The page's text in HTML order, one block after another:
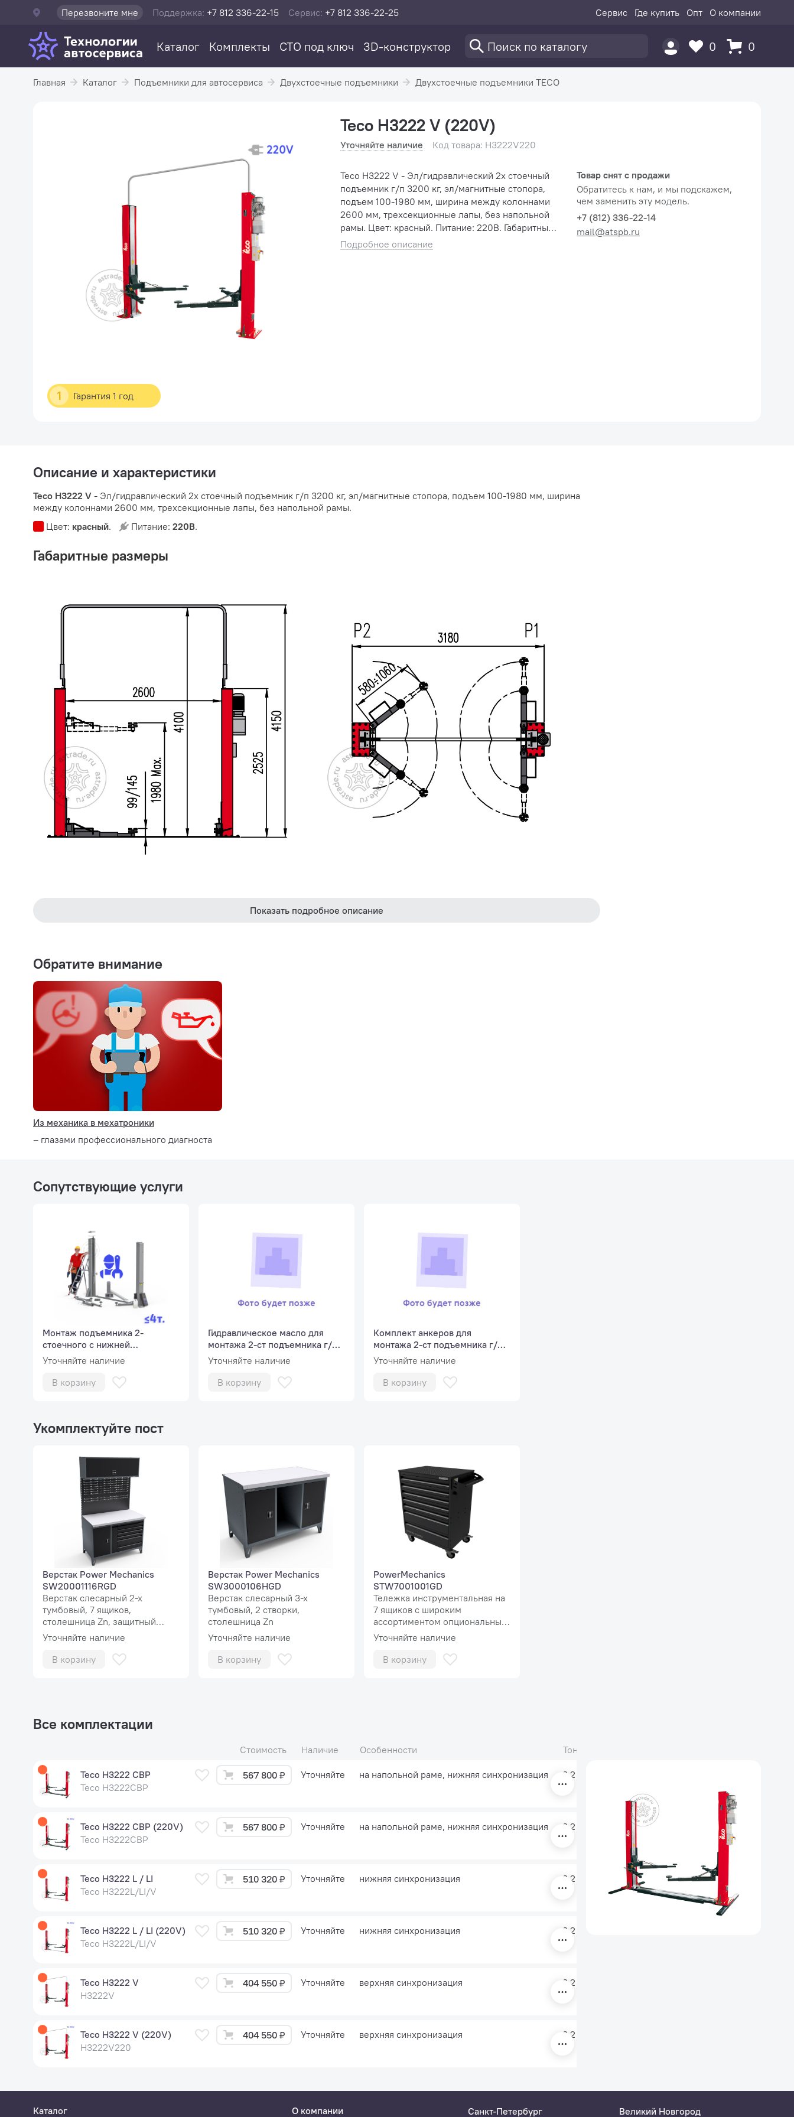
Перезвоните мне Поддержка: +7 812 336-22-15 Сервис: +7 812 336-22-25 Сервис Где купить Опт О компании
Каталог Комплекты СТО под ключ 3D-конструктор 0 0
Главная Каталог Подъемники для автосервиса Двухстоечные подъемники Двухстоечные подъемники TECO
1 Гарантия 1 год
Teco H3222 V (220V)
Уточняйте наличие Код товара: H3222V220
Teco H3222 V - Эл/гидравлический 2х стоечный
подъемник г/п 3200 кг, эл/магнитные стопора,
подъем 100-1980 мм, ширина между колоннами
2600 мм, трехсекционные лапы, без напольной
рамы. Цвет: красный. Питание: 220В. Габаритные
размеры
Подробное описание
Товар снят с продажи
Обратитесь к нам, и мы подскажем,
чем заменить эту модель.
+7 (812) 336-22-14
mail@atspb.ru
Описание и характеристики
Teco H3222 V - Эл/гидравлический 2х стоечный подъемник г/п 3200 кг, эл/магнитные стопора, подъем 100-1980 мм, ширина
между колоннами 2600 мм, трехсекционные лапы, без напольной рамы.
Цвет: красный. Питание: 220В.
Габаритные размеры
Показать подробное описание
Обратите внимание
Из механика в мехатроники
– глазами профессионального диагноста
Сопутствующие услуги
Монтаж подъемника 2-
стоечного с нижней
синхронизацией, г/п до 4 т
Уточняйте наличие
В корзину
Гидравлическое масло для
монтажа 2-ст подъемника г/п
до 4 тонн
Уточняйте наличие
В корзину
Комплект анкеров для
монтажа 2-ст подъемника г/п
до 4 тонн
Уточняйте наличие
В корзину
Укомплектуйте пост
Верстак Power Mechanics
SW20001116RGD
Верстак слесарный 2-х
тумбовый, 7 ящиков,
столешница Zn, защитный
экран MaxPlus
Уточняйте наличие
В корзину
Верстак Power Mechanics
SW3000106HGD
Верстак слесарный 3-х
тумбовый, 2 створки,
столешница Zn
Уточняйте наличие
В корзину
PowerMechanics
STW7001001GD
Тележка инструментальная на
7 ящиков с широким
ассортиментом опциональных
аксессуаров и дополнительных
Уточняйте наличие
В корзину
Все комплектации
Стоимость Наличие Особенности Тоннаж
Teco H3222 CBP
Teco H3222CBP
567 800 ₽ Уточняйте на напольной раме, нижняя синхронизация 3,2
Teco H3222 CBP (220V)
Teco H3222CBP
567 800 ₽ Уточняйте на напольной раме, нижняя синхронизация 3,2 2525 мм
Teco H3222 L / LI
Teco H3222L/LI/V
510 320 ₽ Уточняйте нижняя синхронизация 3,2 2525 мм 380
Teco H3222 L / LI (220V)
Teco H3222L/LI/V
510 320 ₽ Уточняйте нижняя синхронизация 3,2
Teco H3222 V
H3222V
404 550 ₽ Уточняйте верхняя синхронизация 3,2
Teco H3222 V (220V)
H3222V220
404 550 ₽ Уточняйте верхняя синхронизация 3,2
Каталог О компании Санкт-Петербург Великий Новгород